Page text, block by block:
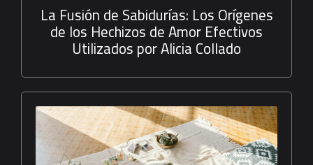
La Fusión de Sabidurías: Los Orígenes
de los Hechizos de Amor Efectivos
Utilizados por Alicia Collado